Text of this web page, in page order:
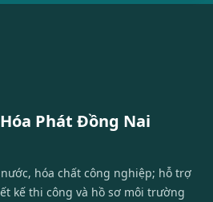
Phát Đồng Nai
hóa chất công nghiệp; hỗ trợ
kế thi công và hồ sơ môi trường